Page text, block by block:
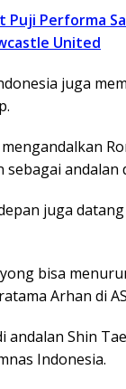
Puji Performa
United
juga
sebagai andalan
juga
bisa
Arhan di
andalan Shin
Indonesia.